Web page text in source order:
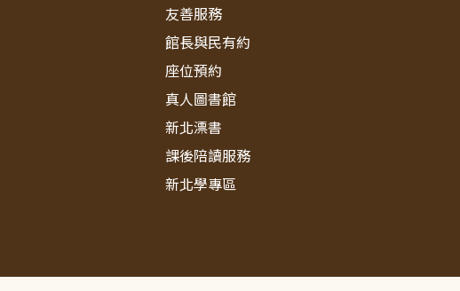
友善服務
館長與民有約
座位預約
真人圖書館
新北漂書
課後陪讀服務
新北學專區